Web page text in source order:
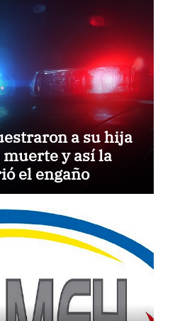
a su hija
y así la
el engaño